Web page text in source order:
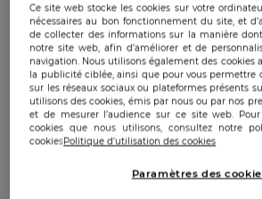
Actsigné par Donald Trump en
les sanctions américaines à
entreprises contractantes du
2 actent de l’échec de la stratégie
informationnelle offensive mise
présidence américaine vis-à-vis
Cette initiative intervient alors
installer pour parachever cette
Ce site web stocke les cookies sur votre
nécessaires au bon fonctionnement du site, et
de collecter des informations sur la manière
notre site web, afin d’améliorer et de
navigation. Nous utilisons également des cookies
la publicité ciblée, ainsi que pour vous permettre
sur les réseaux sociaux ou plateformes présents
utilisons des cookies, émis par nous ou par nos
et de mesurer l’audience sur ce site web.
cookies que nous utilisons, consultez notre
cookiesPolitique d'utilisation des cookies
Paramètres des